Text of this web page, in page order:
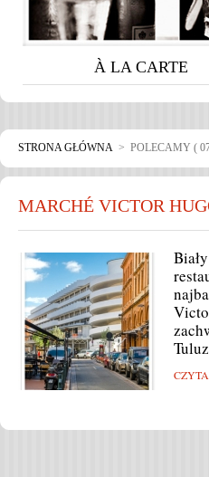
À LA CARTE
STRONA GŁÓWNA > POLECAMY (
MARCHÉ VICTOR